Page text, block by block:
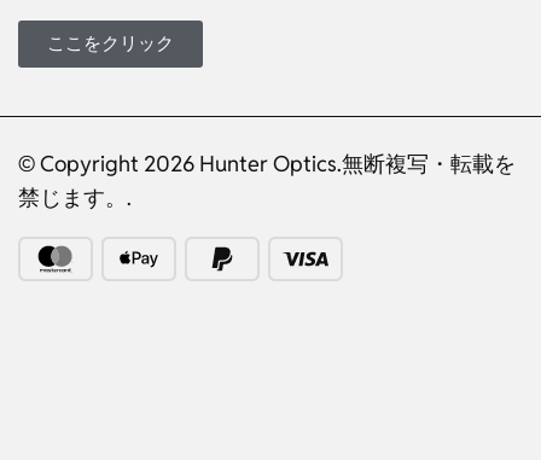
ここをクリック
© Copyright 2026 Hunter Optics.無断複写・転載を
禁じます。.